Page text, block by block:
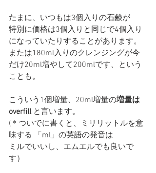
たまに、いつもは3個入りの石鹸が
特別に価格は3個入りと同じで4個入り
になっていたりすることがあります。
または180ml入りのクレンジングが今
だけ20ml増やして200mlです、という
ことも。
こういう1個増量、20ml増量の増量は
overfill と言います。
(＊ついでに書くと、ミリリットルを意
味する 「ml」の英語の発音は
ミルでいいし、エムエルでも良いで
す）